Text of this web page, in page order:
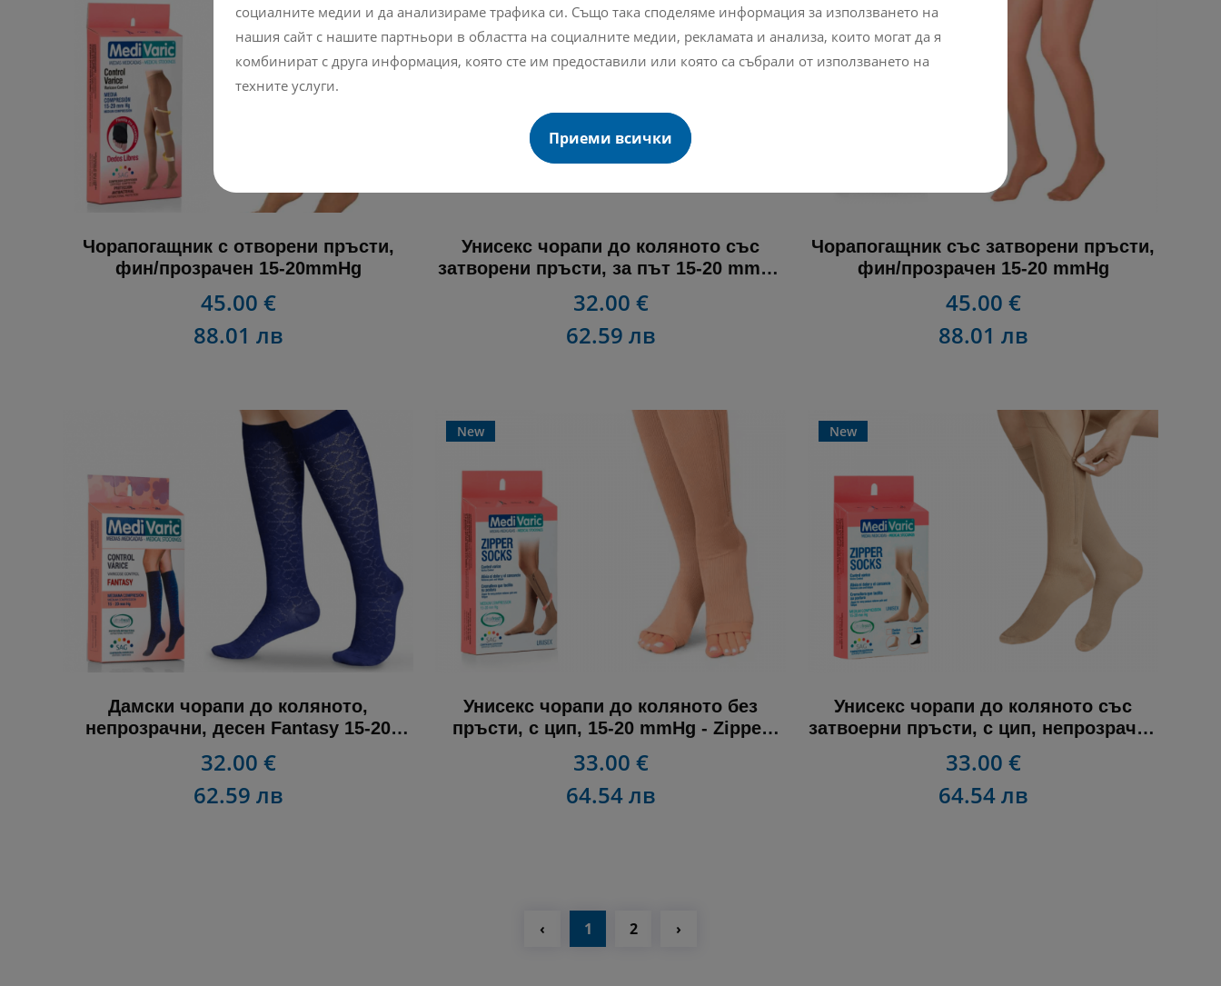
Чорапогащник с отворени пръсти,
фин/прозрачен 15-20mmHg
45.00 €
88.01 лв
Унисекс чорапи до коляното със
затворени пръсти, за път 15-20 mmHg
32.00 €
62.59 лв
Чорапогащник със затворени пръсти,
фин/прозрачен 15-20 mmHg
45.00 €
88.01 лв
Дамски чорапи до коляното,
непрозрачни, десен Fantasy 15-20
32.00 €
62.59 лв
New
Унисекс чорапи до коляното без
пръсти, с цип, 15-20 mmHg - Zipper
33.00 €
64.54 лв
New
Унисекс чорапи до коляното със
затвоерни пръсти, с цип, непрозрачен
33.00 €
64.54 лв
‹ 1 2 ›
социалните медии и да анализираме трафика си. Също така споделяме информация за използването на
нашия сайт с нашите партньори в областта на социалните медии, рекламата и анализа, които могат да я
комбинират с друга информация, която сте им предоставили или която са събрали от използването на
техните услуги.
Приеми всички